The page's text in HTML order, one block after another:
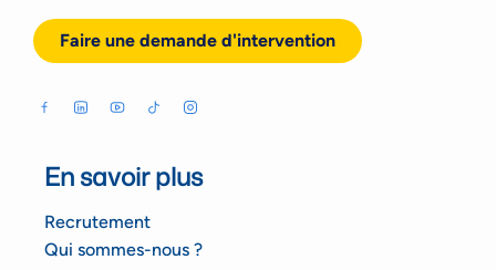
Faire une demande d'intervention
En savoir plus
Recrutement
Qui sommes-nous ?